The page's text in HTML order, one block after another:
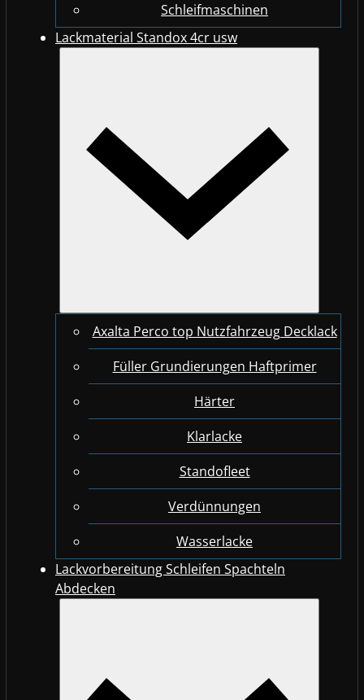
Schleifmaschinen
Lackmaterial Standox 4cr usw
Axalta Perco top Nutzfahrzeug Decklack
Füller Grundierungen Haftprimer
Härter
Klarlacke
Standofleet
Verdünnungen
Wasserlacke
Lackvorbereitung Schleifen Spachteln
Abdecken